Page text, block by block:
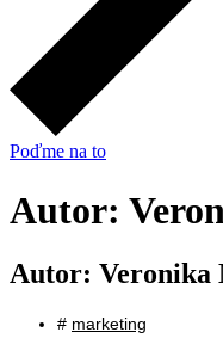
Poďme na to
Autor:
Autor: Veronika
# marketing